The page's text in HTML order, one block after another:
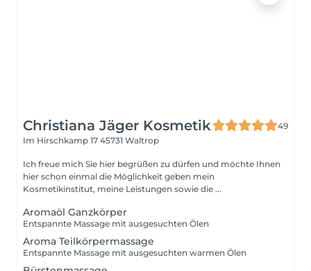
Christiana Jäger Kosmetik
49
Im Hirschkamp 17 45731 Waltrop
Ich freue mich Sie hier begrüßen zu dürfen und möchte Ihnen
hier schon einmal die Möglichkeit geben mein
Kosmetikinstitut, meine Leistungen sowie die ...
Aromaöl Ganzkörper
Entspannte Massage mit ausgesuchten Ölen
Aroma Teilkörpermassage
Entspannte Massage mit ausgesuchten warmen Ölen